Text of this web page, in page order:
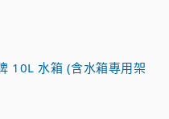
10L 水箱 (含水箱專用架